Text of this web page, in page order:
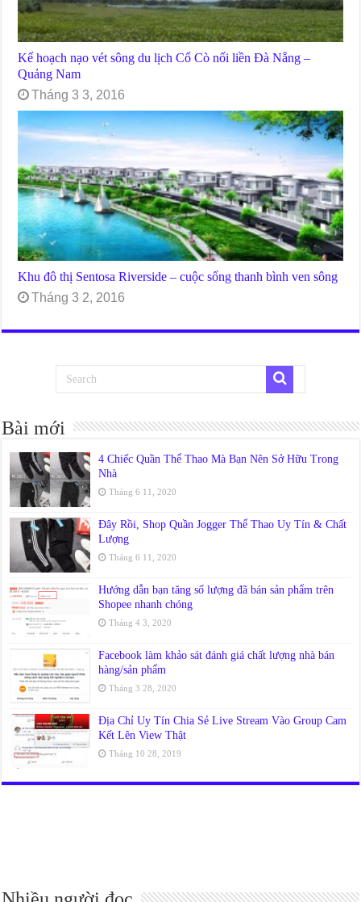
Kế hoạch nạo vét sông du lịch Cổ Cò nối liền Đà Nẵng –
Quảng Nam
Tháng 3 3, 2016
Khu đô thị Sentosa Riverside – cuộc sống thanh bình ven sông
Tháng 3 2, 2016
Bài mới
4 Chiếc Quần Thể Thao Mà Bạn Nên Sở Hữu Trong
Nhà
Tháng 6 11, 2020
Đây Rồi, Shop Quần Jogger Thể Thao Uy Tín & Chất
Lượng
Tháng 6 11, 2020
Hướng dẫn bạn tăng số lượng đã bán sản phẩm trên
Shopee nhanh chóng
Tháng 4 3, 2020
Facebook làm khảo sát đánh giá chất lượng nhà bán
hàng/sản phẩm
Tháng 3 28, 2020
Địa Chỉ Uy Tín Chia Sẻ Live Stream Vào Group Cam
Kết Lên View Thật
Tháng 10 28, 2019